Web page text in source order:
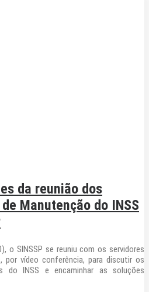
da reunião dos
Manutenção do INSS
o SINSSP se reuniu com os servidores
por vídeo conferência, para discutir os
do INSS e encaminhar as soluções